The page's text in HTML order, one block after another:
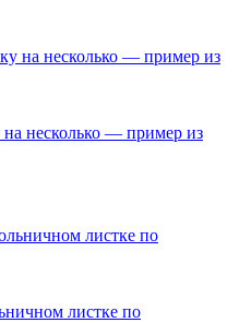
несколько — пример из
листке по